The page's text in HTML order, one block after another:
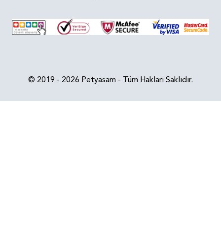
© 2019 - 2026 Petyasam - Tüm Hakları Saklıdır.